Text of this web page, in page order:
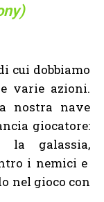
cui dobbiamo
varie azioni.
nostra nave
giocatore:
la galassia,
i nemici e
nel gioco con